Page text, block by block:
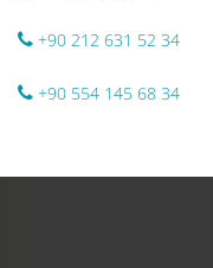
+90 212 631 52 34
+90 554 145 68 34